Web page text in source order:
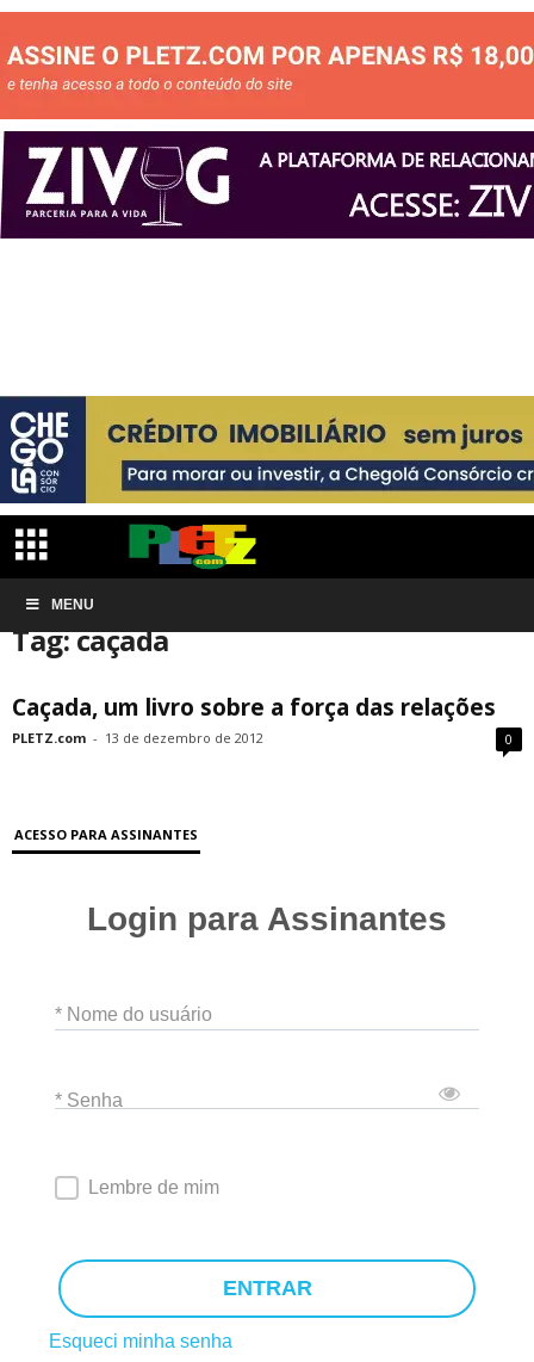
MENU
Início Tags
Tag: caçada
Caçada, um livro sobre a força das relações
PLETZ.com - 13 de dezembro de 2012 0
ACESSO PARA ASSINANTES
Login para Assinantes
* Nome do usuário
* Senha
Lembre de mim
ENTRAR
Esqueci minha senha